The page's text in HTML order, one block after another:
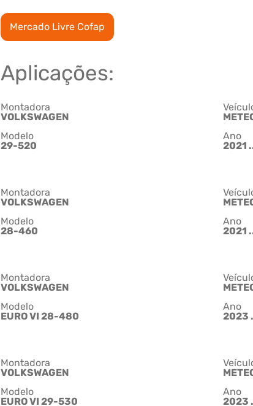
Mercado Livre Cofap
Aplicações:
Montadora
VOLKSWAGEN
Modelo
29-520
Ano
2021
Montadora
VOLKSWAGEN
Modelo
28-460
Ano
2021
Montadora
VOLKSWAGEN
Modelo
EURO VI 28-480
Ano
2023
Montadora
VOLKSWAGEN
Modelo
EURO VI 29-530
Ano
2023